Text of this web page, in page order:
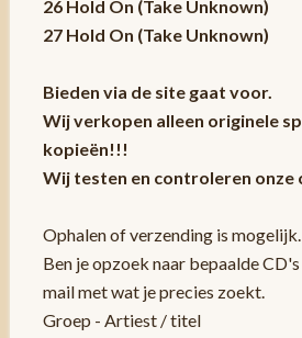
26 Hold On (Take Unknown)
27 Hold On (Take Unknown)
Bieden via de site gaat voor.
Wij verkopen alleen originele
kopieën!!!
Wij testen en controleren onze
Ophalen of verzending is mogelijk.
Ben je opzoek naar bepaalde
mail met wat je precies zoekt.
Groep - Artiest / titel